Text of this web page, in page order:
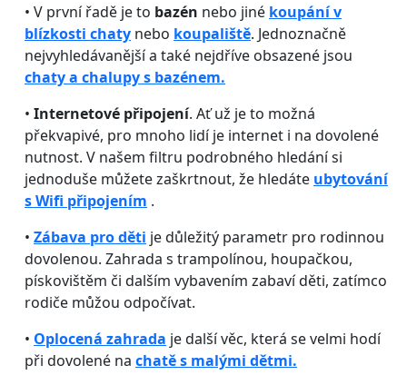
• V první řadě je to bazén nebo jiné koupání v
blízkosti chaty nebo koupaliště. Jednoznačně
nejvyhledávanější a také nejdříve obsazené jsou
chaty a chalupy s bazénem.
• Internetové připojení. Ať už je to možná
překvapivé, pro mnoho lidí je internet i na dovolené
nutnost. V našem filtru podrobného hledání si
jednoduše můžete zaškrtnout, že hledáte ubytování
s Wifi připojením .
• Zábava pro děti je důležitý parametr pro rodinnou
dovolenou. Zahrada s trampolínou, houpačkou,
pískovištěm či dalším vybavením zabaví děti, zatímco
rodiče můžou odpočívat.
• Oplocená zahrada je další věc, která se velmi hodí
při dovolené na chatě s malými dětmi.